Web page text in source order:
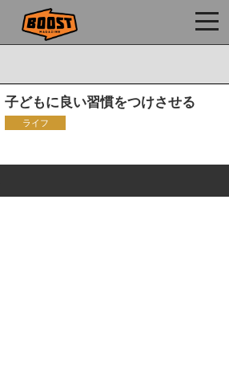
子どもに良い習慣をつけさせる
ライフ